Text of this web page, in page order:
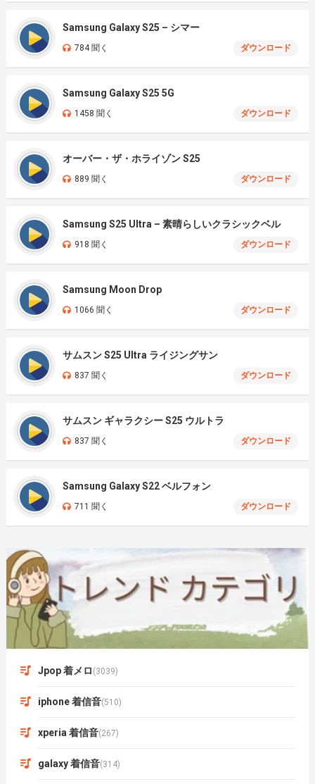
Samsung Galaxy S25 – シマー
784 聞く ダウンロード
Samsung Galaxy S25 5G
1458 聞く ダウンロード
オーバー・ザ・ホライゾン S25
889 聞く ダウンロード
Samsung S25 Ultra – 素晴らしいクラシックベル
918 聞く ダウンロード
Samsung Moon Drop
1066 聞く ダウンロード
サムスン S25 Ultra ライジングサン
837 聞く ダウンロード
サムスン ギャラクシー S25 ウルトラ
837 聞く ダウンロード
Samsung Galaxy S22 ベルフォン
711 聞く ダウンロード
Jpop 着メロ (3039)
iphone 着信音(510)
xperia 着信音(267)
galaxy 着信音(314)